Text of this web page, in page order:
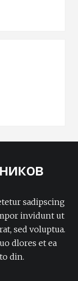
sadipscing
invidunt ut
sed voluptua.
dlores et ea
din.